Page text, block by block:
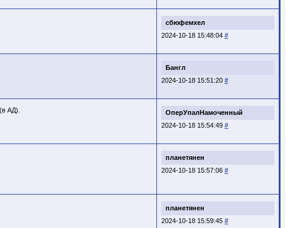
сбюфемхел
2024-10-18 15:48:04 #
Бангл
2024-10-18 15:51:20 #
ОперУпалНамоченный
2024-10-18 15:54:49 #
АД).
планетянен
2024-10-18 15:57:06 #
планетянен
2024-10-18 15:59:45 #